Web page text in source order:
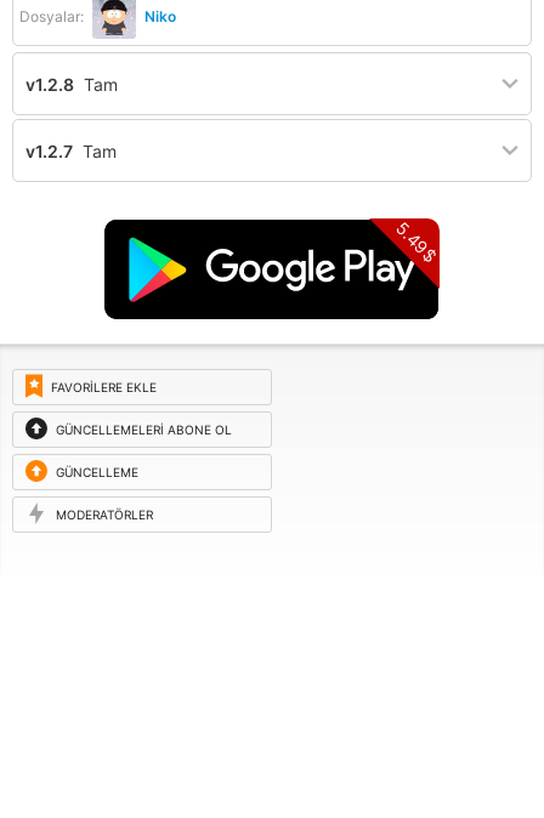
Dosyalar: Niko
v1.2.8 Tam
v1.2.7 Tam
5.49$
FAVORILERE EKLE
GÜNCELLEMELERI ABONE OL
GÜNCELLEME
ISTEĞI
MODERATÖRLER